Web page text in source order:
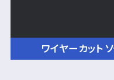
ワイヤーカット